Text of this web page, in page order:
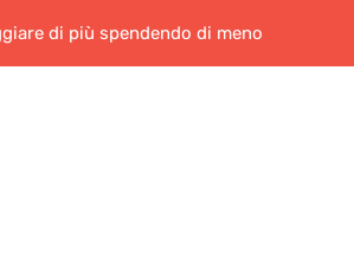
di più spendendo di meno